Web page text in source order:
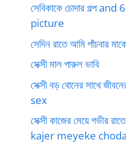
সেবিকাকে চোদার গল্প
picture
সেদিন রাতে আমি পাঁচবার
সেক্সী মাল পারুল ভাবি
সেক্সী বড় বোনের সাথে
sex
সেক্সী কাজের মেয়ে গভীর
kajer meyeke